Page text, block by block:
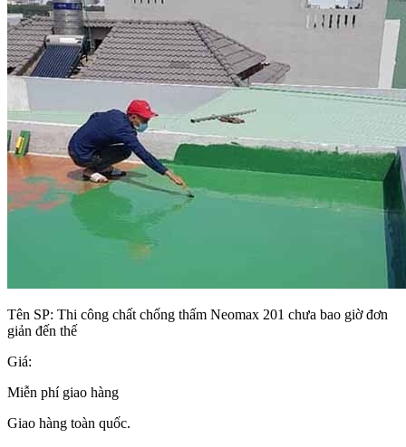
Tên SP: Thi công chất chống thấm Neomax 201 chưa bao giờ đơn
giản đến thế
Giá:
Miễn phí giao hàng
Giao hàng toàn quốc.